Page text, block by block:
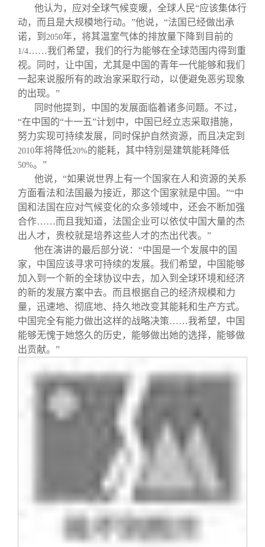
他认为，应对全球气候变暖，全球人民“应该集体行
动，而且是大规模地行动。”他说，“法国已经做出承
诺，到 2050年，将其温室气体的排放量下降到目前的
1/4……我们希望，我们的行为能够在全球范围内得到重
视。同时，让中国，尤其是中国的青年一代能够和我们
一起来说服所有的政治家采取行动，以便避免恶劣现象
的出现。”
同时他提到，中国的发展面临着诸多问题。不过，
“在中国的“十一五”计划中，中国已经立志采取措施，
努力实现可持续发展，同时保护自然资源，而且决定到
2010年将降低20%的能耗，其中特别是建筑能耗降低
50%。”
他说，“如果说世界上有一个国家在人和资源的关系
方面看法和法国最为接近，那这个国家就是中国。”“中
国和法国在应对气候变化的众多领域中，还会不断加强
合作……而且我知道，法国企业可以依仗中国大量的杰
出人才，贵校就是培养这些人才的杰出代表。”
他在演讲的最后部分说：“中国是一个发展中的国
家，中国应该寻求可持续的发展。我们希望，中国能够
加入到一个新的全球协议中去，加入到全球环境和经济
的新的发展方案中去。而且根据自己的经济规模和力
量，迅速地、彻底地、持久地改变其能耗和生产方式。
中国完全有能力做出这样的战略决策……我希望，中国
能够无愧于她悠久的历史，能够做出她的选择，能够做
出贡献。”